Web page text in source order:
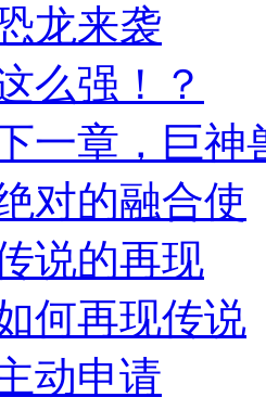
龙来袭
么强！？
一章，巨神
对的融合使
说的再现
何再现传说
动申请